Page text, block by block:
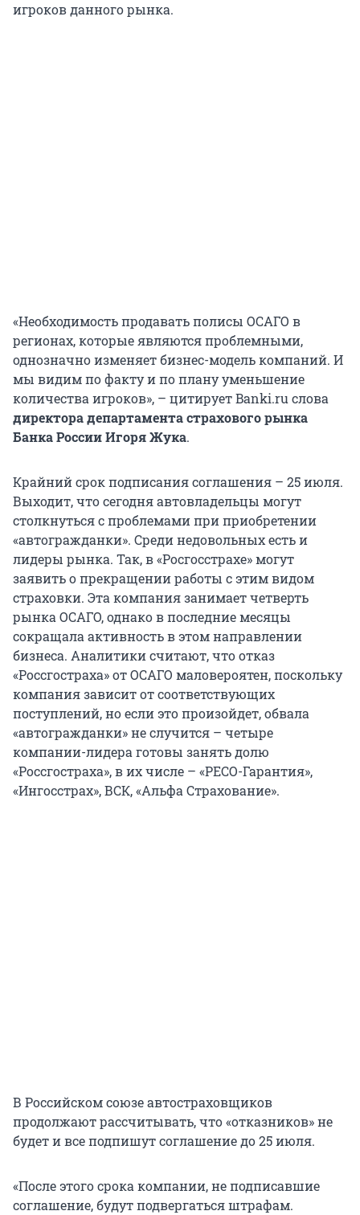
игроков данного рынка.
«Необходимость продавать полисы ОСАГО в
регионах, которые являются проблемными,
однозначно изменяет бизнес-модель компаний. И
мы видим по факту и по плану уменьшение
количества игроков», – цитирует Banki.ru слова
директора департамента страхового рынка
Банка России Игоря Жука.
Крайний срок подписания соглашения – 25 июля.
Выходит, что сегодня автовладельцы могут
столкнуться с проблемами при приобретении
«автогражданки». Среди недовольных есть и
лидеры рынка. Так, в «Росгосстрахе» могут
заявить о прекращении работы с этим видом
страховки. Эта компания занимает четверть
рынка ОСАГО, однако в последние месяцы
сокращала активность в этом направлении
бизнеса. Аналитики считают, что отказ
«Россгостраха» от ОСАГО маловероятен, поскольку
компания зависит от соответствующих
поступлений, но если это произойдет, обвала
«автогражданки» не случится – четыре
компании-лидера готовы занять долю
«Россгостраха», в их числе – «РЕСО-Гарантия»,
«Ингосстрах», ВСК, «Альфа Страхование».
В Российском союзе автостраховщиков
продолжают рассчитывать, что «отказников» не
будет и все подпишут соглашение до 25 июля.
«После этого срока компании, не подписавшие
соглашение, будут подвергаться штрафам.